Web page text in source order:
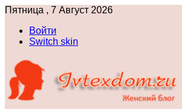
Пятница , 7 Август 2026
Войти
Switch skin